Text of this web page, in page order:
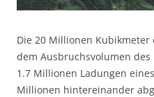
Die 20 Millionen
dem Ausbruchsvolumen
1.7 Millionen Ladungen
Millionen hintereinander